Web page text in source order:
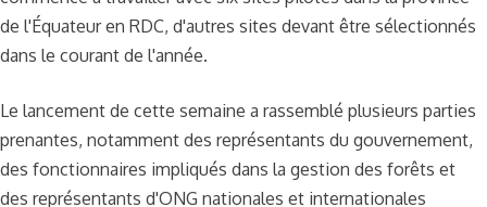
de l'Équateur en RDC, d'autres sites devant être sélectionnés
dans le courant de l'année.
Le lancement de cette semaine a rassemblé plusieurs parties
prenantes, notamment des représentants du gouvernement,
des fonctionnaires impliqués dans la gestion des forêts et
des représentants d'ONG nationales et internationales